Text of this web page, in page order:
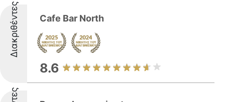
Διακριθέντες Cafe Bar North
8.6